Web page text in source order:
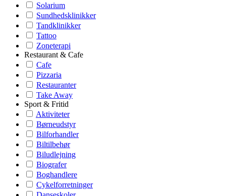
Solarium
Sundhedsklinikker
Tandklinikker
Tattoo
Zoneterapi
Restaurant & Cafe
Cafe
Pizzaria
Restauranter
Take Away
Sport & Fritid
Aktiviteter
Børneudstyr
Bilforhandler
Biltilbehør
Biludlejning
Biografer
Boghandlere
Cykelforretninger